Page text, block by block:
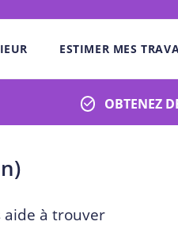
ESTIMER MES
OBTENEZ
aide à trouver